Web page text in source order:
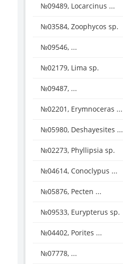
№09489, Locarcinus ...
№03584, Zoophycos sp.
№09546, ...
№02179, Lima sp.
№09487, ...
№02201, Erymnoceras ...
№05980, Deshayesites ...
№02273, Phyllipsia sp.
№04614, Conoclypus ...
№05876, Pecten ...
№09533, Eurypterus sp.
№04402, Porites ...
№07778, ...